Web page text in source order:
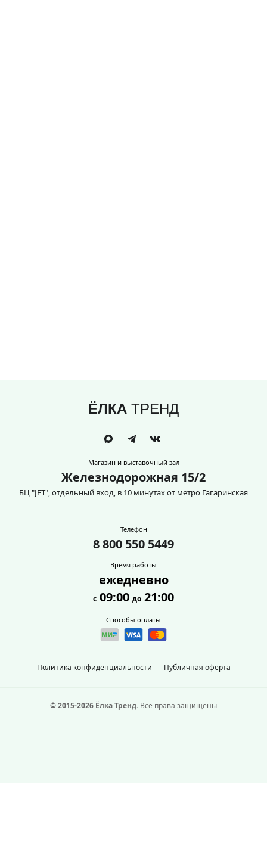
ЁЛКА ТРЕНД
Магазин и выставочный зал
Железнодорожная 15/2
БЦ "JET", отдельный вход, в 10 минутах от метро Гагаринская
Политика конфиденциальности Публичная оферта
Телефон
8 800 550 5449
Время работы
ежедневно
с 09:00 до 21:00
Способы оплаты
© 2015-2026 Ёлка Тренд. Все права защищены